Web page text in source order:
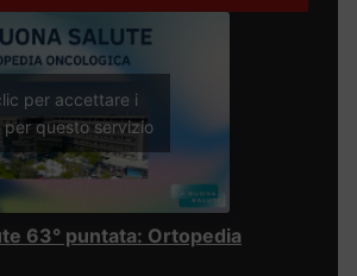
per accettare i
per questo servizio
63° puntata: Ortopedia